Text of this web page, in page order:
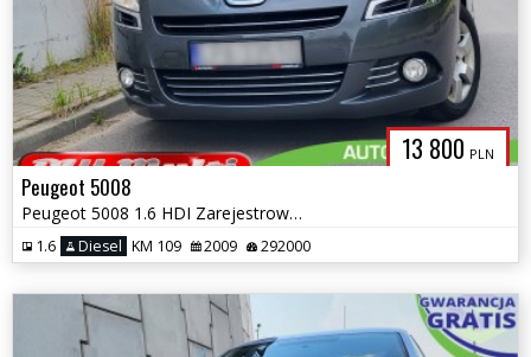
13 800 PLN
Peugeot 5008
Peugeot 5008 1.6 HDI Zarejestrowany Panorama ZAMIANA GWARANCJA!
1.6 Diesel KM 109 2009 292000